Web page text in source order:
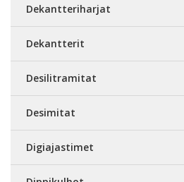
Dekantteriharjat
Dekantterit
Desilitramitat
Desimitat
Digiajastimet